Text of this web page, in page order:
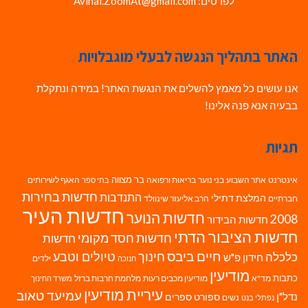
האתר בתהליך הנגשה לבעלי מוגבלויות
אנו עושים כל מאמץ להשלים את הנגשת האתר! במידה ונתקלת
בבעיה אנא פנה אלינו!
תגיות
אינטרנט אתר השבוע בני נוער בריאות ורפואה בר מצווה בתי ספר האגף לשירותים
חברתיים המלצת דתילי הרב אליעזר שינוולד התנדבות חדשות בחירות
2008 חדשות הבידור חדשות הנוערחדשות העיר
חדשות הציבור הדתי חדשות חסד מקומי חדשות
כלכלה חידון פ"ש חיים ביבסחינוך חנוכה טיולים וטבע ילדים
כתבות מד"א מודיעין מודיעין מכבים רעות מלחמת חרבות ברזל משרד החינוך
נדל"ן נפתלי בנט נשים ספורט ספרים עיריית מודיעין עמיעד טאוב